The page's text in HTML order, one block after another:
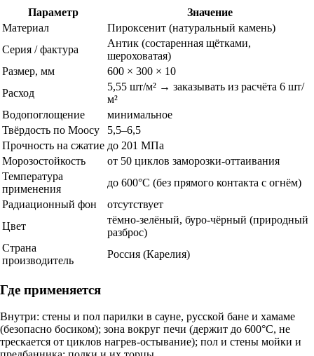
Параметр
Значение
Материал
Пироксенит (натуральный камень)
Серия / фактура
Антик (состаренная щётками,
шероховатая)
Размер, мм
600 × 300 × 10
Расход
5,55 шт/м² → заказывать из расчёта 6 шт/
м²
Водопоглощение
минимальное
Твёрдость по Моосу
5,5–6,5
Прочность на сжатие до 201 МПа
Морозостойкость
от 50 циклов заморозки-оттаивания
Температура
применения
до 600°C (без прямого контакта с огнём)
Радиационный фон
отсутствует
Цвет
тёмно-зелёный, буро-чёрный (природный
разброс)
Страна
производитель
Россия (Карелия)
Где применяется
Внутри: стены и пол парилки в сауне, русской бане и хамаме
(безопасно босиком); зона вокруг печи (держит до 600°C, не
трескается от циклов нагрев-остывание); пол и стены мойки и